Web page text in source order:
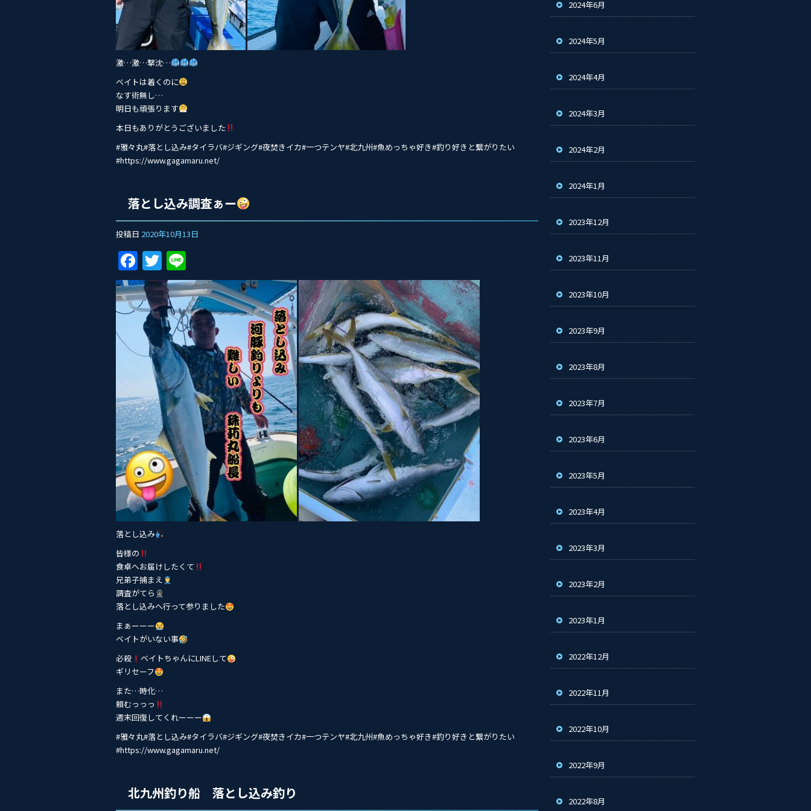
激…激…撃沈…
ベイトは着くのに
なす術無し…
明日も頑張ります
本日もありがとうございました
#雅々丸#落とし込み#タイ‭ラバ#ジギング#夜焚きイカ#一つテンヤ#北九州#魚めっちゃ好き#釣り好きと繋がりたい
#https://www.gagamaru.net/
落とし込み調査ぁー
投稿日 2020年10月13日
F
a
c
e
b
o
k
T
w
itt
er
n
e
落とし込み
皆様の
食卓へお届けしたくて
兄弟子捕まえ
調査がてら
落とし込みへ行って参りました
まぁーーー
ベイトがいない事
必殺
ベイトちゃんにLINEして
ギリセーフ
また…時化…
頼むっっっ
週末回復してくれーーー
#雅々丸#落とし込み#タイ‭ラバ#ジギング#夜焚きイカ#一つテンヤ#北九州#魚めっちゃ好き#釣り好きと繋がりたい
#https://www.gagamaru.net/
北九州釣り船 落とし込み釣り
2024年6月
2024年5月
2024年4月
2024年3月
2024年2月
2024年1月
2023年12月
2023年11月
2023年10月
2023年9月
2023年8月
2023年7月
2023年6月
2023年5月
2023年4月
2023年3月
2023年2月
2023年1月
2022年12月
2022年11月
2022年10月
2022年9月
2022年8月